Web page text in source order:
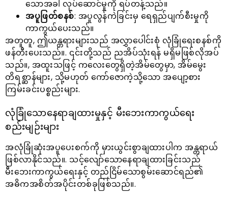
သောအခါ လုပ်ဆောင်မှုကို ရပ်တန့်သည်။
အပူဖြတ်စနစ်: အပူလွန်ကဲခြင်းမှ ရေရှည်ပျက်စီးမှုကို
ကာကွယ်ပေးသည်။
အတူတူ, ဤယန္တရားများသည် အလွှာပေါင်းစုံ လုံခြုံရေးစနစ်ကို
ဖန်တီးပေးသည်။. ၎င်းတို့သည် ညအိပ်သုံးရန် မရှိမဖြစ်လိုအပ်
သည်။, အထူးသဖြင့် ကလေးတွေရှိတဲ့အိမ်တွေမှာ, အိမ်မွေး
တိရစ္ဆာန်များ, သို့မဟုတ် ကော်ဇောကဲ့သို့သော အပျော့စား
ကြမ်းခင်းပစ္စည်းများ.
လုံခြုံသောနေရာချထားမှုနှင့် မီးဘေးကာကွယ်ရေး
စည်းမျဉ်းများ
အလုံခြုံဆုံးအပူပေးစက်ကို မှားယွင်းစွာချထားပါက အန္တရာယ်
ဖြစ်လာနိုင်သည်။. သင့်လျော်သောနေရာချထားခြင်းသည်
မီးဘေးကာကွယ်ရေးနှင့် တည်ငြိမ်သောစွမ်းဆောင်ရည်၏
အဓိကအစိတ်အပိုင်းတစ်ခုဖြစ်သည်။.